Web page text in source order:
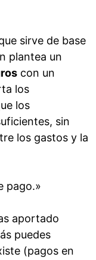
sirve de base
plantea un
con un
los
los
sin
los gastos y la
pago.»
aportado
puedes
(pagos en